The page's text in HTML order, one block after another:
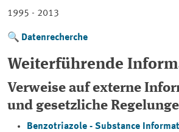
1995 - 2013
Datenrecherche
Weiterführende
Verweise auf externe
und gesetzliche
Benzotriazole - Substance